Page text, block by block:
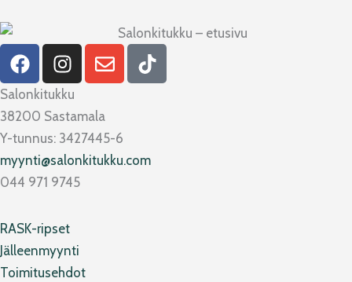
F
a
c
e
b
o
o
k
I
n
s
t
a
g
r
a
E
n
e
l
o
p
T
i
Salonkitukku
38200 Sastamala
Y-tunnus: 3427445-6
myynti@salonkitukku.com
044 971 9745
RASK-ripset
Jälleenmyynti
Toimitusehdot